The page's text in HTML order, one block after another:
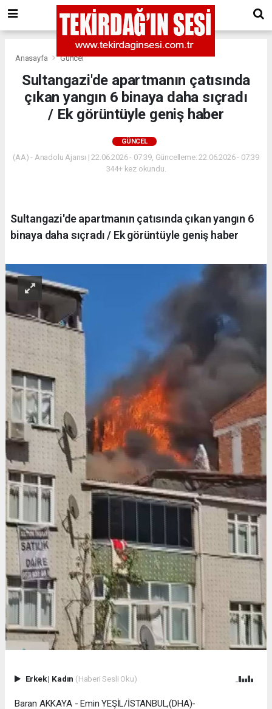
Anasayfa Güncel
Sultangazi'de apartmanın çatısında
çıkan yangın 6 binaya daha sıçradı
/ Ek görüntüyle geniş haber
GÜNCEL
(AA) - Anadolu Ajansı | 22.06.2026 - 07:39, Güncelleme: 22.06.2026 - 07:39
344+ kez okundu.
Sultangazi'de apartmanın çatısında çıkan yangın 6
binaya daha sıçradı / Ek görüntüyle geniş haber
Erkek| Kadın (Haberi Sesli Oku)
Baran AKKAYA - Emin YEŞİL/İSTANBUL,(DHA)-